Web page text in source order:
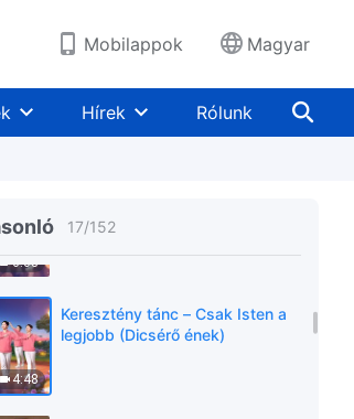
Mobilappok Magyar
Hírek Rólunk
17/152
népe teljes szívből dicsőíti Őt
(Dicsérő ének)
6:08
emberiség, amelyet Isten meg
akar menteni, a legelőbbre való
az Ő szívében (Dicsérő ének)
4:48
Keresztény tánc – Csak Isten a
legjobb (Dicsérő ének)